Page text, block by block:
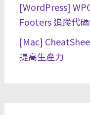
[WordPress]
Footers 追蹤代
[Mac]
提高生產力